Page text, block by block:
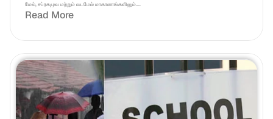
மேல், சப்ரகமுவ மற்றும் வடமேல் மாகாணங்களிலும்....
Read More